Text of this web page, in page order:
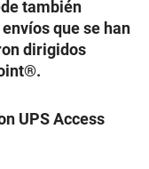
también
que se han
dirigidos
UPS Access